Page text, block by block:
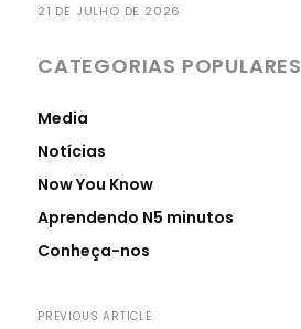
21 DE JULHO DE 2026
CATEGORIAS POPULARES
Media
Notícias
Now You Know
Aprendendo N5 minutos
Conheça-nos
PREVIOUS ARTICLE